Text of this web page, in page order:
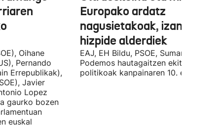
Oihane
Pernando
Errepublikak),
Javier
Lopez
gaurko bozen
euskal
Europako ardatz
nagusietakoak, izan dituzte
hizpide alderdiek
EAJ, EH Bildu, PSOE, Sumar, PP eta
Podemos hautagaitzen ekitaldi
politikoak kanpainaren 10. egunean.